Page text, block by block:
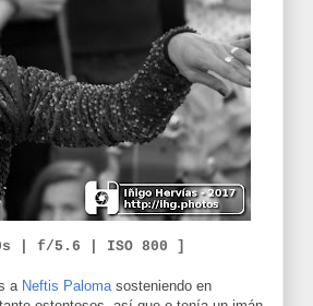
s | f/5.6 ISO 800 ]
a Neftis Palomasosteniendo en